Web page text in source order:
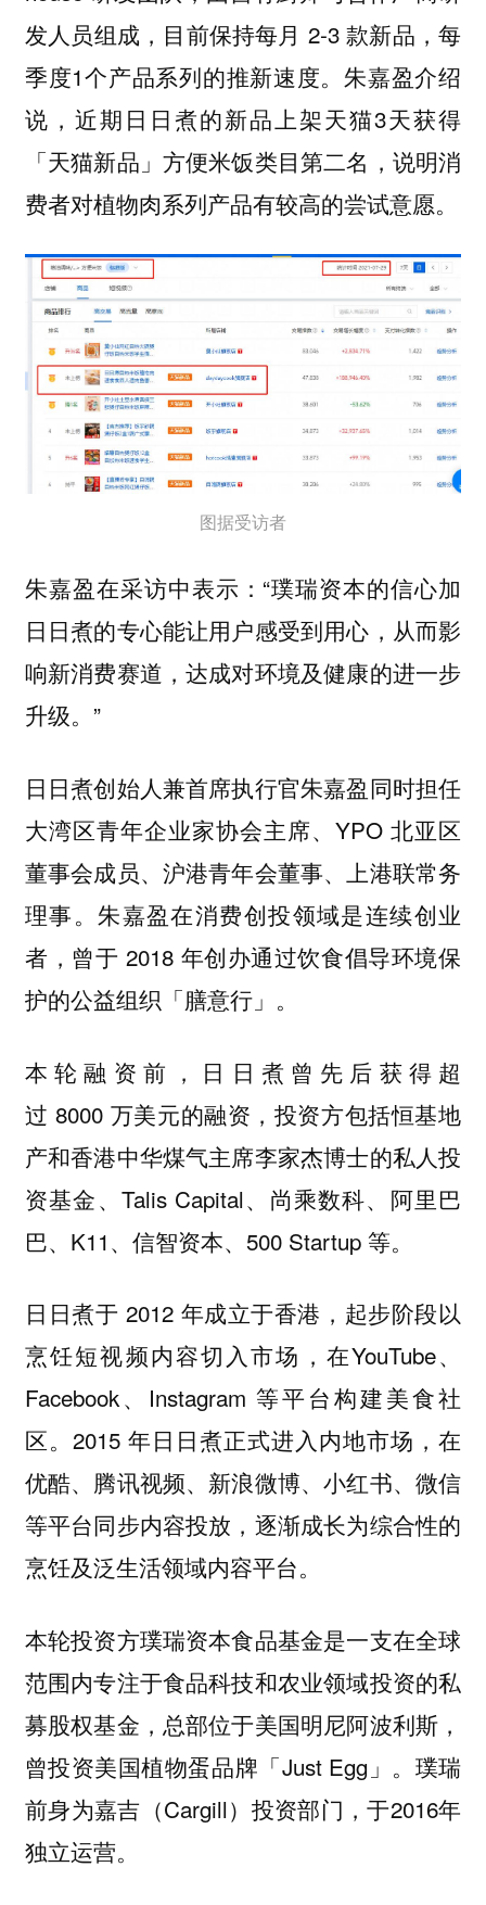
发人员组成，目前保持每月 2-3 款新品，每
季度1个产品系列的推新速度。朱嘉盈介绍
说，近期日日煮的新品上架天猫3天获得
「天猫新品」方便米饭类目第二名，说明消
费者对植物肉系列产品有较高的尝试意愿。
图据受访者
朱嘉盈在采访中表示：“璞瑞资本的信心加
日日煮的专心能让用户感受到用心，从而影
响新消费赛道，达成对环境及健康的进一步
升级。”
日日煮创始人兼首席执行官朱嘉盈同时担任
大湾区青年企业家协会主席、YPO 北亚区
董事会成员、沪港青年会董事、上港联常务
理事。朱嘉盈在消费创投领域是连续创业
者，曾于 2018 年创办通过饮食倡导环境保
护的公益组织「膳意行」。
本轮融资前，日日煮曾先后获得超
过 8000 万美元的融资，投资方包括恒基地
产和香港中华煤气主席李家杰博士的私人投
资基金、Talis Capital、尚乘数科、阿里巴
巴、K11、信智资本、500 Startup 等。
日日煮于 2012 年成立于香港，起步阶段以
烹饪短视频内容切入市场，在YouTube、
Facebook、Instagram 等平台构建美食社
区。2015 年日日煮正式进入内地市场，在
优酷、腾讯视频、新浪微博、小红书、微信
等平台同步内容投放，逐渐成长为综合性的
烹饪及泛生活领域内容平台。
本轮投资方璞瑞资本食品基金是一支在全球
范围内专注于食品科技和农业领域投资的私
募股权基金，总部位于美国明尼阿波利斯，
曾投资美国植物蛋品牌「Just Egg」。璞瑞
前身为嘉吉（Cargill）投资部门，于2016年
独立运营。